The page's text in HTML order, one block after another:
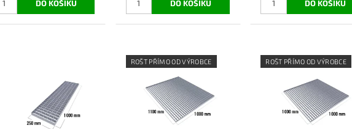
ROŠT PŘÍMO OD VÝROBCE ROŠT PŘÍMO OD VÝROBCE